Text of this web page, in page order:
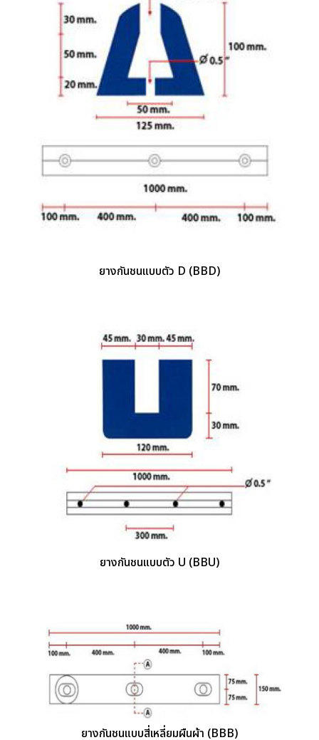
ยางกันชนแบบตัว D (BBD)
ยางกันชนแบบตัว U (BBU)
ยางกันชนแบบสี่เหลี่ยมผืนผ้า (BBB)